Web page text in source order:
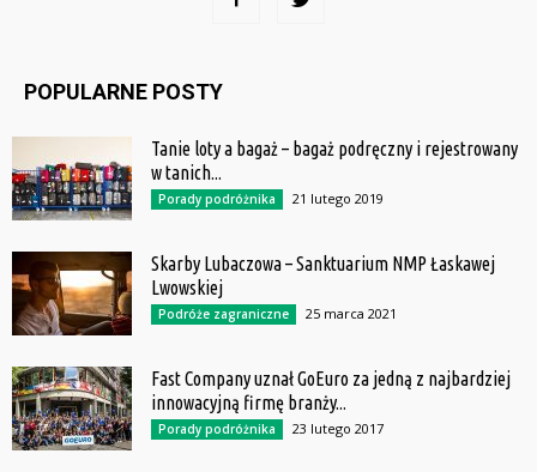
POPULARNE POSTY
Tanie loty a bagaż – bagaż podręczny i rejestrowany
w tanich...
Porady podróżnika 21 lutego 2019
Skarby Lubaczowa – Sanktuarium NMP Łaskawej
Lwowskiej
Podróże zagraniczne 25 marca 2021
Fast Company uznał GoEuro za jedną z najbardziej
innowacyjną firmę branży...
Porady podróżnika 23 lutego 2017